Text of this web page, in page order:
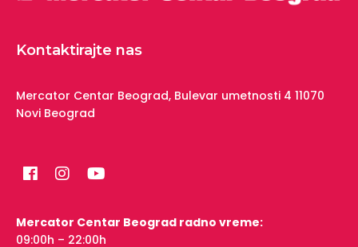
Kontaktirajte nas
Mercator Centar Beograd, Bulevar umetnosti 4 11070
Novi Beograd
Mercator Centar Beograd radno vreme:
09:00h – 22:00h